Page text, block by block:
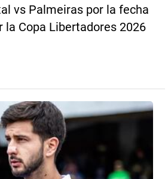
vs Palmeiras por la fecha
la Copa Libertadores 2026